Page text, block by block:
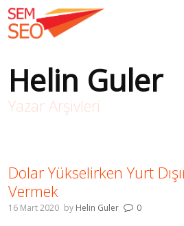
Helin Guler
Yazar Arşivleri
Dolar Yükselirken Yurt
Vermek
16 Mart 2020 by Helin Guler 0